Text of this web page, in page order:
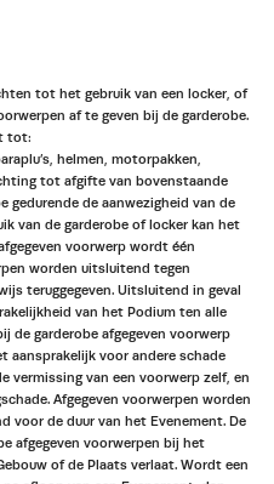
tot het gebruik van een locker, of
af te geven bij de garderobe.
tot:
helmen, motorpakken,
tot afgifte van bovenstaande
gedurende de aanwezigheid van de
van de garderobe of locker kan het
voorwerp wordt één
worden uitsluitend tegen
teruggegeven. Uitsluitend in geval
van het Podium ten alle
de garderobe afgegeven voorwerp
aansprakelijk voor andere schade
vermissing van een voorwerp zelf, en
Afgegeven voorwerpen worden
voor de duur van het Evenement. De
afgegeven voorwerpen bij het
of de Plaats verlaat. Wordt een